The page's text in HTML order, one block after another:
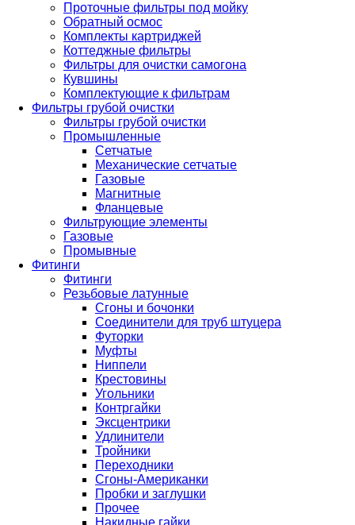
Проточные фильтры под мойку
Обратный осмос
Комплекты картриджей
Коттеджные фильтры
Фильтры для очистки самогона
Кувшины
Комплектующие к фильтрам
Фильтры грубой очистки
Фильтры грубой очистки
Промышленные
Сетчатые
Механические сетчатые
Газовые
Магнитные
Фланцевые
Фильтрующие элементы
Газовые
Промывные
Фитинги
Фитинги
Резьбовые латунные
Сгоны и бочонки
Соединители для труб штуцера
Футорки
Муфты
Ниппели
Крестовины
Угольники
Контргайки
Эксцентрики
Удлинители
Тройники
Переходники
Сгоны-Американки
Пробки и заглушки
Прочее